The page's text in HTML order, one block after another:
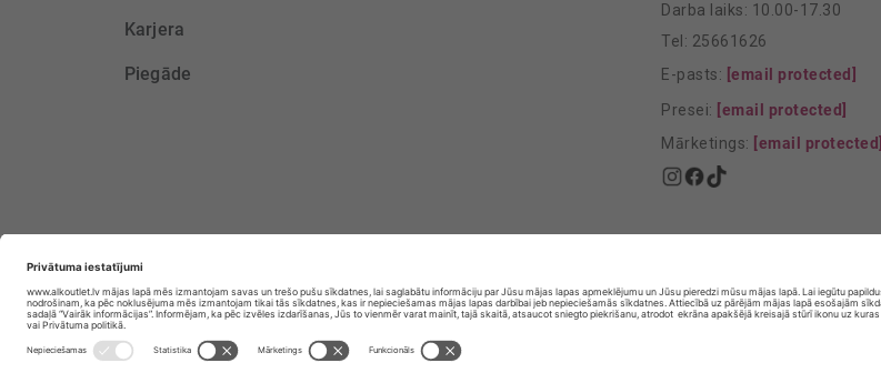
Karjera
Piegāde
Darba laiks: 10.00-17.30
Tel: 25661626
E-pasts: [email protected]
Presei: [email protected]
Mārketings: [email protected]